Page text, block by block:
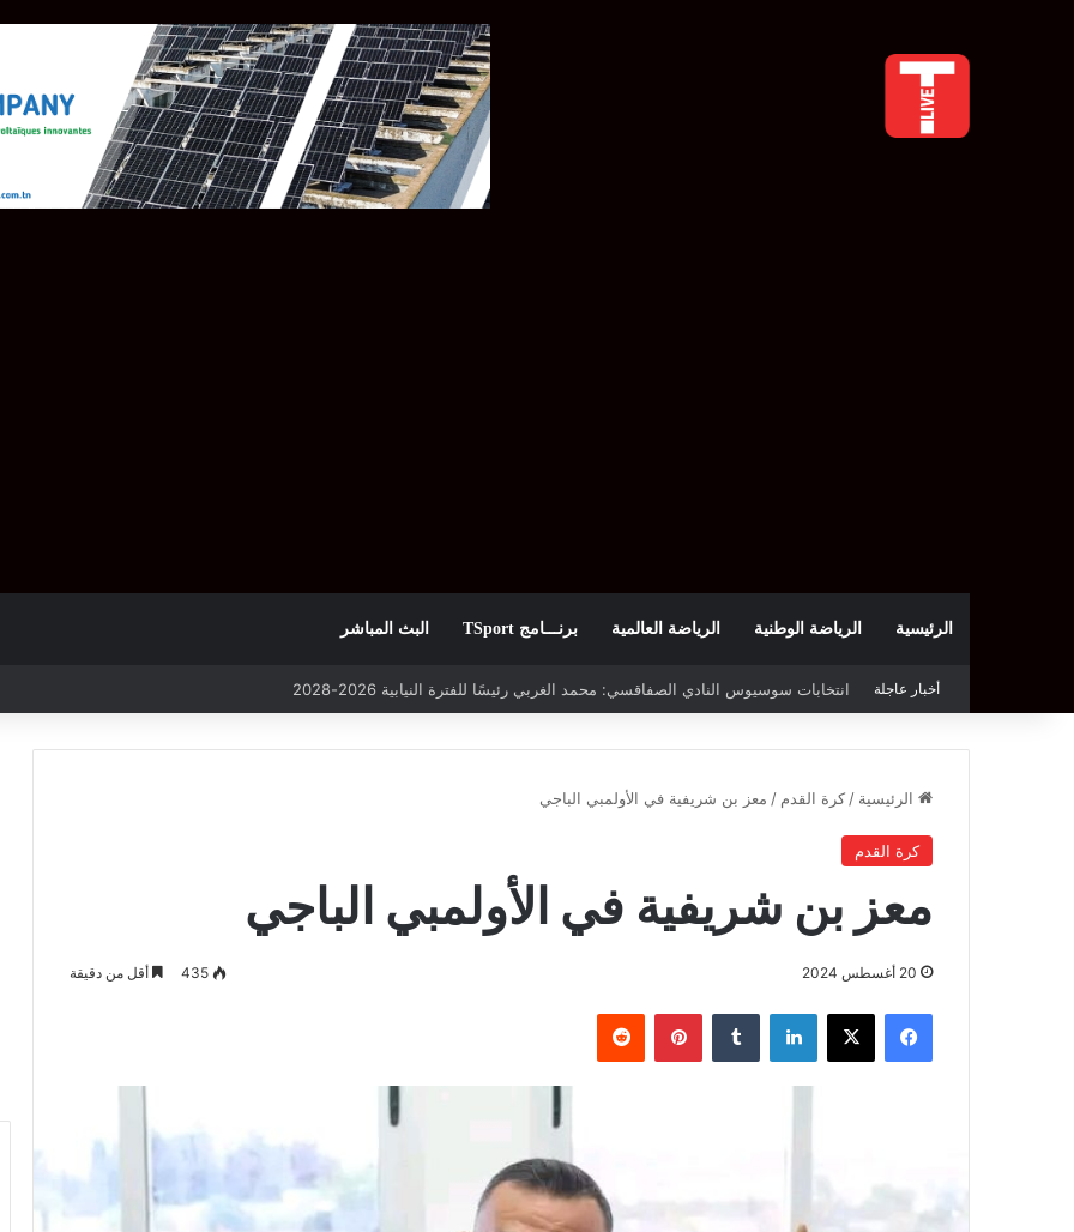
الرئيسية الرياضة الوطنية الرياضة العالمية برنـــامج TSport البث المباشر
أخبار عاجلة
قرعة دوري أبطال إفريقيا: النادي الإفريقي في حال التأهل يواجه مازمبي أو ميدياما
الرئيسية / كرة القدم / معز بن شريفية في الأولمبي الباجي
كرة القدم
معز بن شريفية في الأولمبي الباجي
20 أغسطس 2024 435 أقل من دقيقة
فيسبوك ‫X لينكدإن بينتيريست